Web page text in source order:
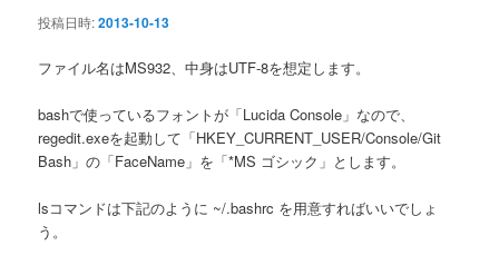
投稿日時:2013-10-13
ファイル名はMS932、中身はUTF-8を想定します。
bashで使っているフォントが「Lucida Console」なので、
regedit.exeを起動して「HKEY_CURRENT_USER/Console/Git
Bash」の「FaceName」を「*MS ゴシック」とします。
lsコマンドは下記のように ~/.bashrc を用意すればいいでしょ
う。